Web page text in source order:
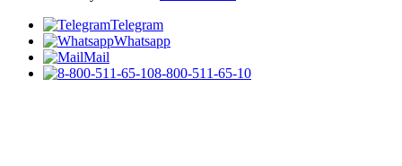
Telegram
Whatsapp
Mail
8-800-511-65-10